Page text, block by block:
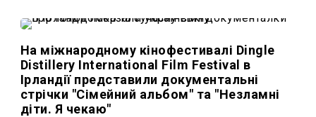
На міжнародному кінофестивалі Dingle
Distillery International Film Festival в
Ірландії представили документальні
стрічки "Сімейний альбом" та "Незламні
діти. Я чекаю"